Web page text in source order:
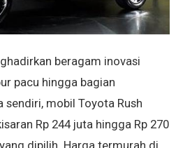
beragam inovasi
pacu hingga bagian
sendiri, mobil Toyota Rush
Rp 244 juta hingga Rp 270
dipilih. Harga termurah di